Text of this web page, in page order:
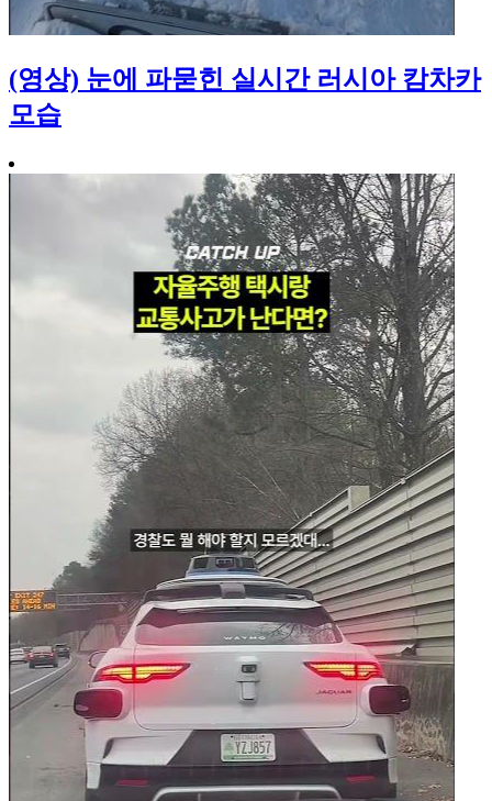
(영상) 눈에 파묻힌 실시간 러시아 캄차카
모습